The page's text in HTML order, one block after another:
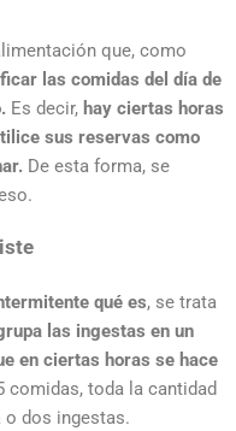
que, como
las comidas del día de
Es decir, hay ciertas horas
sus reservas como
De esta forma, se
qué es, se trata
las ingestas en un
en ciertas horas se hace
comidas, toda la cantidad
o dos ingestas.